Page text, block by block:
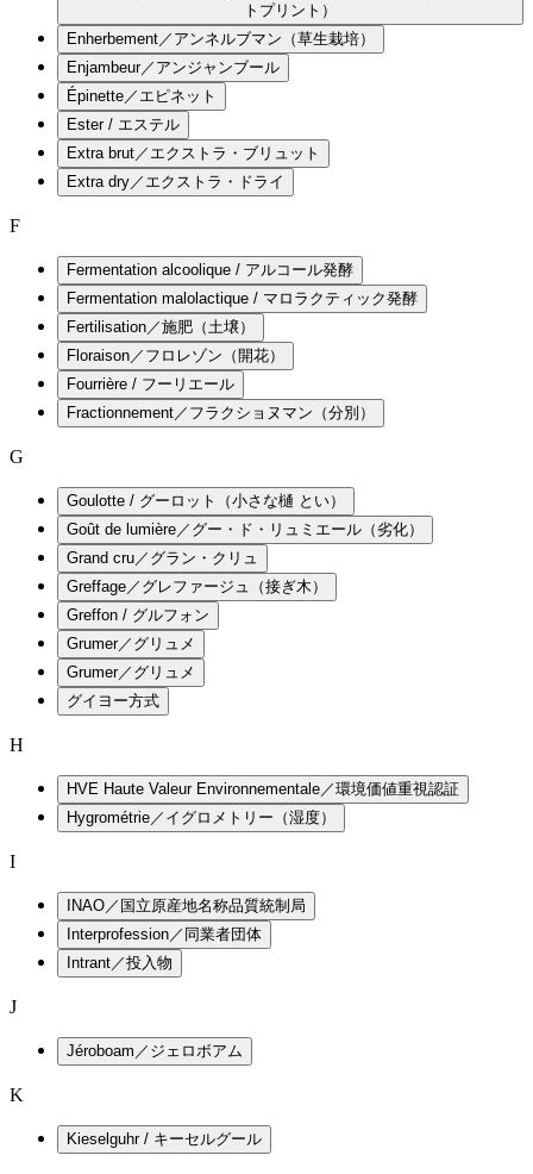
トプリント）
Enherbement／アンネルブマン（草生栽培）
Enjambeur／アンジャンブール
Épinette／エピネット
Ester / エステル
Extra brut／エクストラ・ブリュット
Extra dry／エクストラ・ドライ
F
Fermentation alcoolique / アルコール発酵
Fermentation malolactique / マロラクティック発酵
Fertilisation／施肥（土壌）
Floraison／フロレゾン（開花）
Fourrière / フーリエール
Fractionnement／フラクショヌマン（分別）
G
Goulotte / グーロット（小さな樋 とい）
Goût de lumière／グー・ド・リュミエール（劣化）
Grand cru／グラン・クリュ
Greffage／グレファージュ（接ぎ木）
Greffon / グルフォン
Grumer／グリュメ
Grumer／グリュメ
グイヨー方式
H
HVE Haute Valeur Environnementale／環境価値重視認証
Hygrométrie／イグロメトリー（湿度）
I
INAO／国立原産地名称品質統制局
Interprofession／同業者団体
Intrant／投入物
J
Jéroboam／ジェロボアム
K
Kieselguhr / キーセルグール